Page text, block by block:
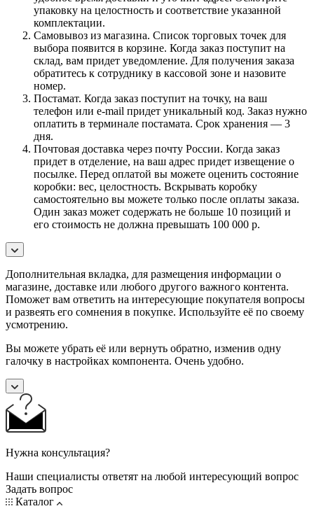
упаковку на целостность и соответствие указанной
комплектации.
Самовывоз из магазина. Список торговых точек для
выбора появится в корзине. Когда заказ поступит на
склад, вам придет уведомление. Для получения заказа
обратитесь к сотруднику в кассовой зоне и назовите
номер.
Постамат. Когда заказ поступит на точку, на ваш
телефон или e-mail придет уникальный код. Заказ нужно
оплатить в терминале постамата. Срок хранения — 3
дня.
Почтовая доставка через почту России. Когда заказ
придет в отделение, на ваш адрес придет извещение о
посылке. Перед оплатой вы можете оценить состояние
коробки: вес, целостность. Вскрывать коробку
самостоятельно вы можете только после оплаты заказа.
Один заказ может содержать не больше 10 позиций и
его стоимость не должна превышать 100 000 р.
Дополнительная вкладка, для размещения информации о
магазине, доставке или любого другого важного контента.
Поможет вам ответить на интересующие покупателя вопросы
и развеять его сомнения в покупке. Используйте её по своему
усмотрению.
Вы можете убрать её или вернуть обратно, изменив одну
галочку в настройках компонента. Очень удобно.
Нужна консультация?
Наши специалисты ответят на любой интересующий вопрос
Задать вопрос
Каталог